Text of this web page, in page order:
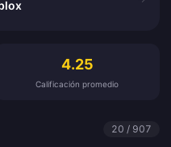
4.25
Calificación promedio
20 / 907